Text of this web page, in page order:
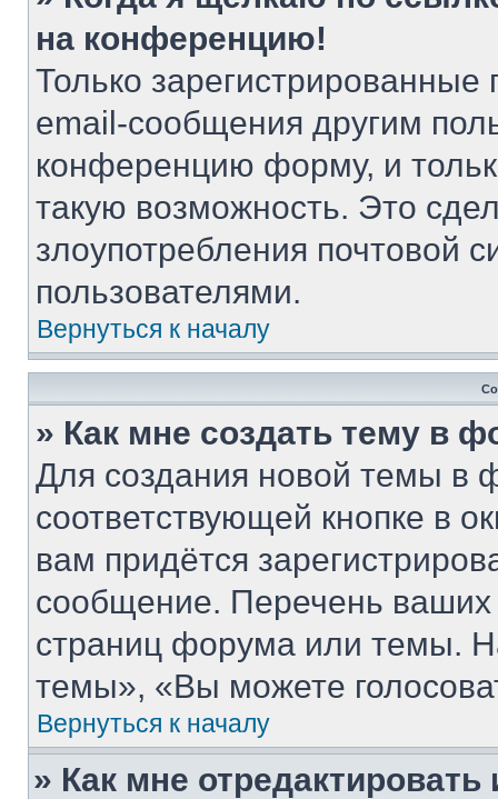
на конференцию!
Только зарегистрированные
email-сообщения другим
конференцию форму, и
такую возможность. Это
злоупотребления почтовой
пользователями.
Вернуться к началу
» Как мне создать тему в
Для создания новой темы в
соответствующей кнопке в
вам придётся
сообщение. Перечень ваших
страниц форума или темы.
темы», «Вы можете
Вернуться к началу
» Как мне